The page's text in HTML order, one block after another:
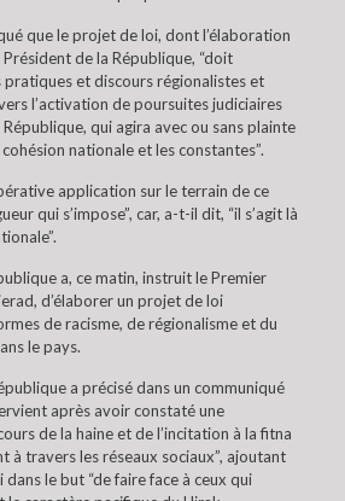
que le projet de loi, dont l’élaboration
de la République, “doit
et discours régionalistes et
l’activation de poursuites judiciaires
qui agira avec ou sans plainte
nationale et les constantes”.
application sur le terrain de ce
qui s’impose”, car, a-t-il dit, “il s’agit là
a, ce matin, instruit le Premier
d’élaborer un projet de loi
de racisme, de régionalisme et du
le pays.
a précisé dans un communiqué
après avoir constaté une
de la haine et de l’incitation à la fitna
à travers les réseaux sociaux”, ajoutant
dans le but “de faire face à ceux qui